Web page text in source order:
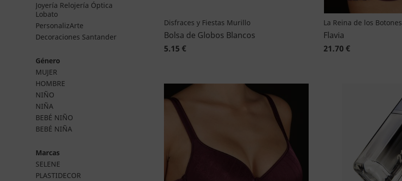
Joyería Relojería Óptica
Lobato
PersonalizArte
Decoraciones Santander
Género
MUJER
HOMBRE
NIÑO
NIÑA
BEBÉ NIÑO
BEBÉ NIÑA
Marcas
SELENE
PLASTIDECOR
Disfraces y Fiestas Murillo
Bolsa de Globos Blancos
5.15 €
La Reina de los Botones
Flavia
21.70 €